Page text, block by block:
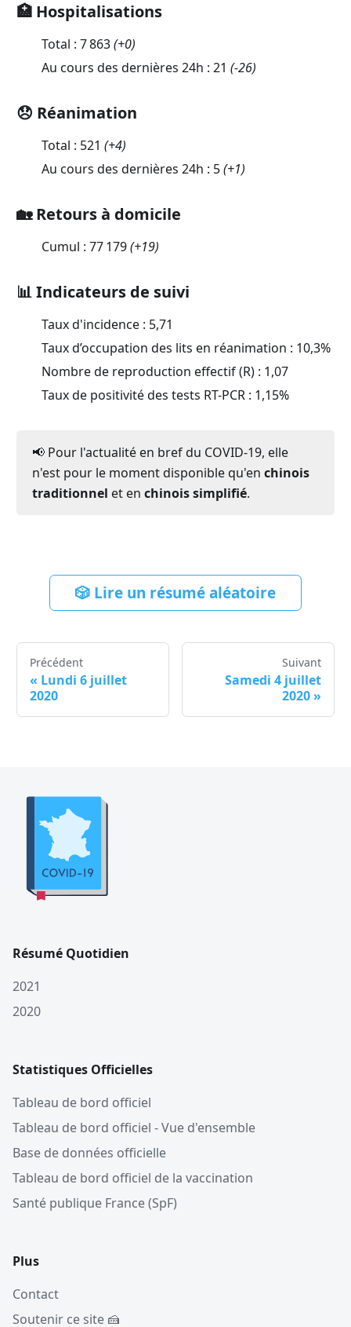
🏥 Hospitalisations
Total : 7 863(+0)
Au cours des dernières 24h : 21 (-26)
😞 Réanimation
Total : 521 (+4)
Au cours des dernières 24h : 5(+1)
🏡 Retours à domicile
Cumul : 77 179(+19)
📊 Indicateurs de suivi
Taux d'incidence : 5,71
Taux d’occupation des lits en réanimation : 10,3%
Nombre de reproduction effectif (R) : 1,07
Taux de positivité des tests RT-PCR : 1,15%
📢 Pour l'actualité en bref du COVID-19, elle
n'est pour le moment disponible qu'en chinois
traditionnel et en chinois simplifié.
🎲 Lire un résumé aléatoire
Précédent
« Lundi 6 juillet
2020
Suivant
Samedi 4 juillet
2020 »
Résumé Quotidien
2021
2020
Statistiques Officielles
Tableau de bord officiel
Tableau de bord officiel - Vue d'ensemble
Base de données officielle
Tableau de bord officiel de la vaccination
Santé publique France (SpF)
Plus
Contact
Soutenir ce site 🍰